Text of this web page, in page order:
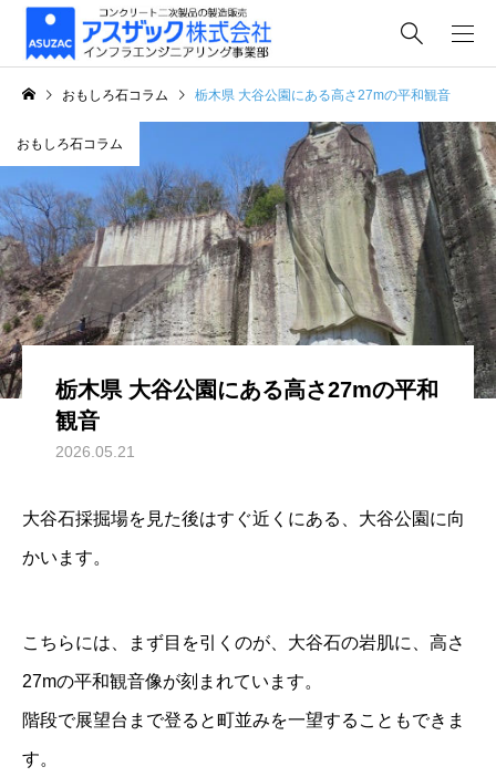
おもしろ石コラム 栃木県 大谷公園にある高さ27mの平和観音
おもしろ石コラム
栃木県 大谷公園にある高さ27mの平和
観音
2026.05.21
大谷石採掘場を見た後はすぐ近くにある、大谷公園に向
かいます。
こちらには、まず目を引くのが、大谷石の岩肌に、高さ
27mの平和観音像が刻まれています。
階段で展望台まで登ると町並みを一望することもできま
す。